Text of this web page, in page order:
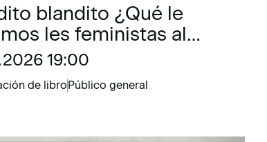
blandito ¿Qué le
les feministas al
19:00
de libroPúblico general